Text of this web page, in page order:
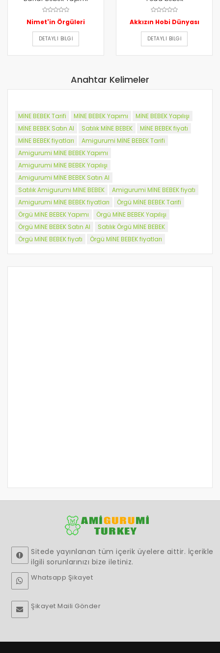
p chan amigurumi,
amigurumi reyyan bebek yapımı,
amigurumi rabbit,
amigurumi remzi,
Nimet'in Örgüleri
DETAYLI BILGI
Akkızın Hobi Dünyası
DETAYLI BILGI
Anahtar Kelimeler
MİNE BEBEK Tarifi MİNE BEBEK Yapımı
MİNE BEBEK Yapılışı
MİNE BEBEK Satın Al
Satılık MİNE BEBEK
MİNE BEBEK fiyatı
MİNE BEBEK fiyatları
Amigurumi MİNE BEBEK Tarifi
Amigurumi MİNE BEBEK Yapımı
Amigurumi MİNE BEBEK Yapılışı
Amigurumi MİNE BEBEK Satın Al
Satılık Amigurumi MİNE BEBEK
Amigurumi MİNE BEBEK fiyatı
Amigurumi MİNE BEBEK fiyatları
Örgü MİNE BEBEK Tarifi
Örgü MİNE BEBEK Yapımı
Örgü MİNE BEBEK Yapılışı
Örgü MİNE BEBEK Satın Al
Satılık Örgü MİNE BEBEK
Örgü MİNE BEBEK fiyatı
Örgü MİNE BEBEK fiyatları
Sitede yayınlanan tüm içerik üyelere aittir. İçerikle
ilgili sorunlarınızı bize iletiniz.
Whatsapp Şikayet
Şikayet Maili Gönder